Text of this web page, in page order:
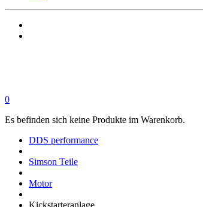
0
Es befinden sich keine Produkte im Warenkorb.
DDS performance
Simson Teile
Motor